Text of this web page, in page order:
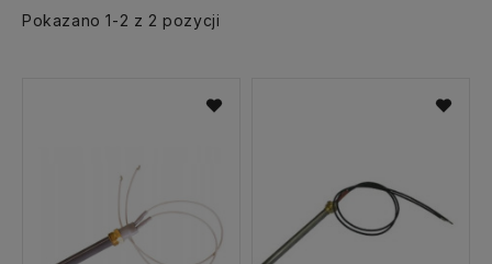
Pokazano 1-2 z 2 pozycji